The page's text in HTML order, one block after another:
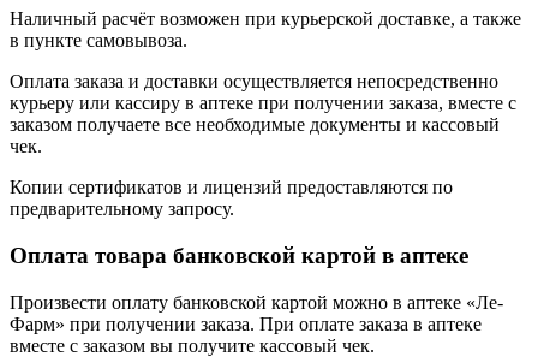
Наличный расчёт возможен при курьерской доставке, а также
в пункте самовывоза.
Оплата заказа и доставки осуществляется непосредственно
курьеру или кассиру в аптеке при получении заказа, вместе с
заказом получаете все необходимые документы и кассовый
чек.
Копии сертификатов и лицензий предоставляются по
предварительному запросу.
Оплата товара банковской картой в аптеке
Произвести оплату банковской картой можно в аптеке «Ле-
Фарм» при получении заказа. При оплате заказа в аптеке
вместе с заказом вы получите кассовый чек.